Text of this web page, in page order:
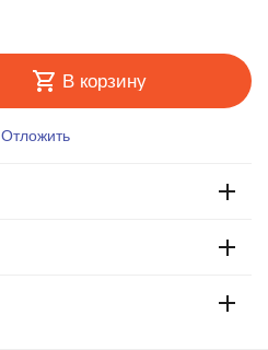
В корзину
Отложить